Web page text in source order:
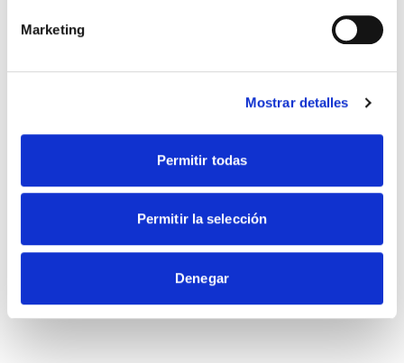
Marketing
Mostrar detalles
Permitir todas
Permitir la selección
Denegar
© OpenStreetMap